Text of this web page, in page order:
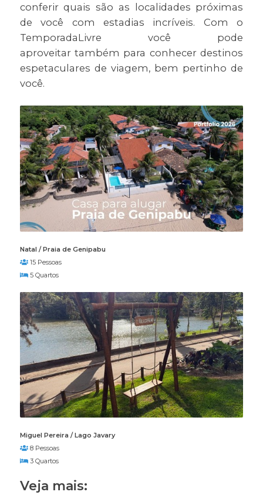
conferir quais são as localidades próximas
de você com estadias incríveis. Com o
TemporadaLivre você pode
aproveitar também para conhecer destinos
espetaculares de viagem, bem pertinho de
você.
Natal / Praia de Genipabu
15 Pessoas
5 Quartos
Miguel Pereira / Lago Javary
8 Pessoas
3 Quartos
Veja mais: